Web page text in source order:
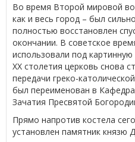
Во время Второй мировой
как и весь город – был
полностью восстановлен
окончании. В советское
использовали под
ХХ столетия церковь снова
передачи греко-
был переименован в
Зачатия Пресвятой
Прямо напротив костела
установлен памятник князю